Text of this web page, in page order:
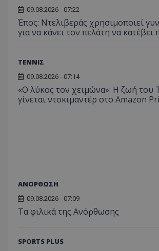
09.08.2026 - 07:22
Έπος: Ντελιβεράς χρησιμοποιεί
για να κάνει τον πελάτη να κατέβει
ΤΕΝΝΙΣ
09.08.2026 - 07:14
«Ο λύκος τον χειμώνα»: Η ζωή του
γίνεται ντοκιμαντέρ στο Amazon
ΑΝΟΡΘΩΣΗ
09.08.2026 - 07:09
Τα φιλικά της Ανόρθωσης
SPORTS PLUS